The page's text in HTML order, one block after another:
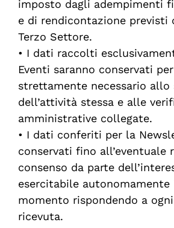
imposto dagli adempimenti
e di rendicontazione previsti
Terzo Settore.
• I dati raccolti
Eventi saranno conservati
strettamente necessario allo
dell’attività stessa e alle
amministrative collegate.
• I dati conferiti per la
conservati fino all’eventuale
consenso da parte
esercitabile autonomamente
momento rispondendo a ogni
ricevuta.